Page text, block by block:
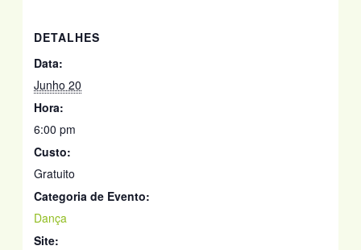
DETALHES
Data:
Junho 20
Hora:
6:00 pm
Custo:
Gratuito
Categoria de Evento:
Dança
Site: